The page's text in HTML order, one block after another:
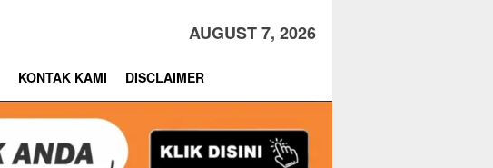
AUGUST 7, 2026
KONTAK KAMI DISCLAIMER